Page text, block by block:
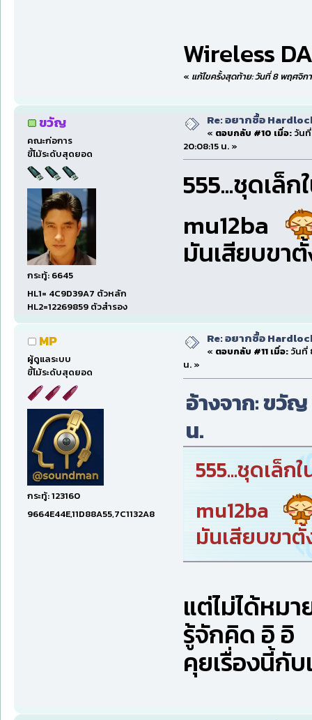
Wireless
« แก้ไขครั้งสุดท้าย: วันที่ 8 พฤศจิก
ขวัญ
คณะก่อการ
ขี้โม้ระดับสุดยอด
กระทู้: 6645
HL1= 4C9D39A7 ตัวหลัก
HL2=12269859 ตัวสำรอง
Re: อยากซื้อ
« ตอบกลับ #10 เมื่อ:วันที่
20:08:15 น. »
555...ชุดเล็
mu12ba
มันเสียบขาตั้
MP
ผู้ดูแลระบบ
ขี้โม้ระดับสุดยอด
กระทู้: 123160
9664E44E,11D88A55,7C1132A8
Re: อยากซื้อ
« ตอบกลับ #11 เมื่อ:วันที่
น. »
อ้างจาก: ขวั
น.
555...ชุดเล็
mu12ba
มันเสียบขาตั้
แต่ไม่ได้หมา
รู้จักคิด อิ อิ
คุยเรื่องนี้กั